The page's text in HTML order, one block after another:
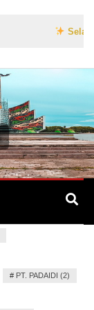
Selamat
# PT. PADAIDI (2)